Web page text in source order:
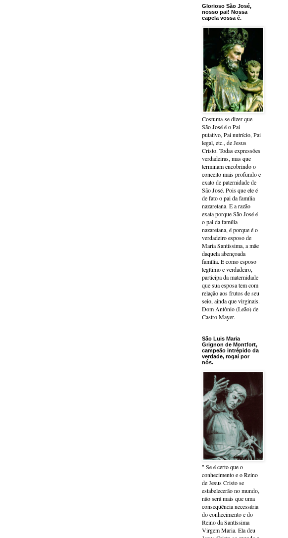
Glorioso São José,
nosso pai! Nossa
capela vossa é.
Costuma-se dizer que
São José é o Pai
putativo, Pai nutrício, Pai
legal, etc., de Jesus
Cristo. Todas expressões
verdadeiras, mas que
terminam encobrindo o
conceito mais profundo e
exato de paternidade de
São José. Pois que ele é
de fato o pai da família
nazaretana. E a razão
exata porque São José é
o pai da família
nazaretana, é porque é o
verdadeiro esposo de
Maria Santíssima, a mãe
daquela abençoada
família. E como esposo
legítimo e verdadeiro,
participa da maternidade
que sua esposa tem com
relação aos frutos de seu
seio, ainda que virginais.
Dom Antônio (Leão) de
Castro Mayer.
São Luis Maria
Grignon de Montfort,
campeão intrépido da
verdade, rogai por
nós.
" Se é certo que o
conhecimento e o Reino
de Jesus Cristo se
estabelecerão no mundo,
não será mais que uma
conseqüência necessária
do conhecimento e do
Reino da Santíssima
Virgem Maria. Ela deu